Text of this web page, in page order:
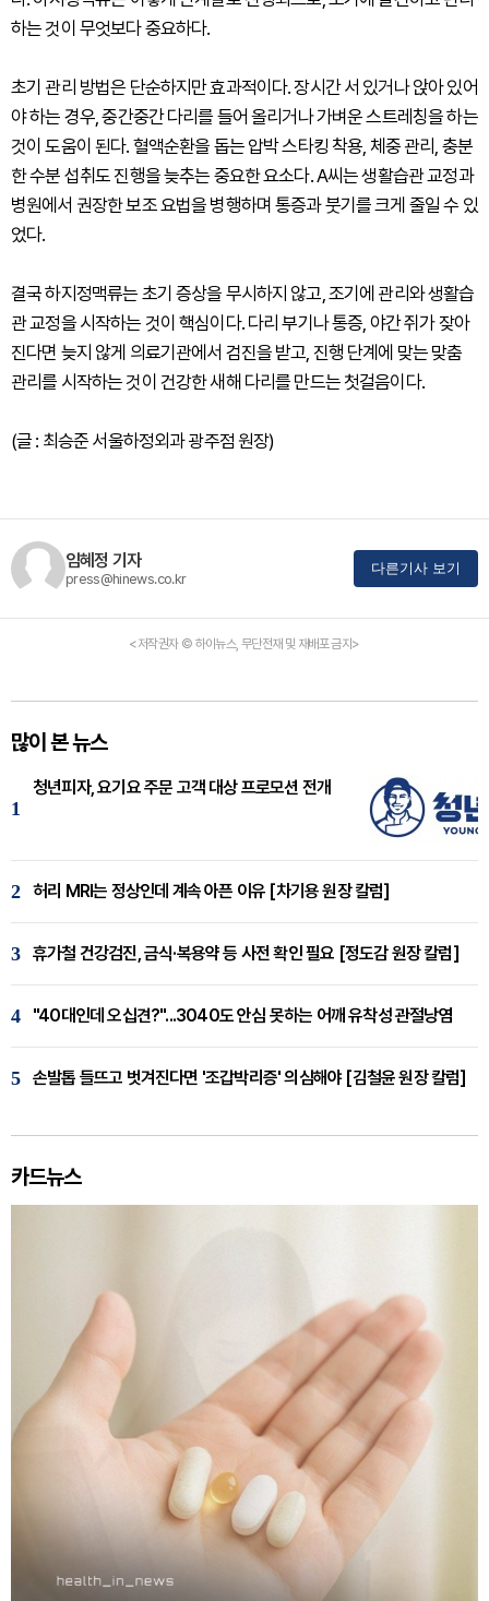
하는 것이 무엇보다 중요하다.
초기 관리 방법은 단순하지만 효과적이다. 장시간 서 있거나 앉아 있어
야 하는 경우, 중간중간 다리를 들어 올리거나 가벼운 스트레칭을 하는
것이 도움이 된다. 혈액순환을 돕는 압박 스타킹 착용, 체중 관리, 충분
한 수분 섭취도 진행을 늦추는 중요한 요소다. A씨는 생활습관 교정과
병원에서 권장한 보조 요법을 병행하며 통증과 붓기를 크게 줄일 수 있
었다.
결국 하지정맥류는 초기 증상을 무시하지 않고, 조기에 관리와 생활습
관 교정을 시작하는 것이 핵심이다. 다리 부기나 통증, 야간 쥐가 잦아
진다면 늦지 않게 의료기관에서 검진을 받고, 진행 단계에 맞는 맞춤
관리를 시작하는 것이 건강한 새해 다리를 만드는 첫걸음이다.
(글 : 최승준 서울하정외과 광주점 원장)
임혜정 기자
press@hinews.co.kr
다른기사 보기
<저작권자 © 하이뉴스, 무단전재 및 재배포 금지>
많이 본 뉴스
1
청년피자, 요기요 주문 고객 대상 프로모션 전개
2 허리 MRI는 정상인데 계속 아픈 이유 [차기용 원장 칼럼]
3 휴가철 건강검진, 금식·복용약 등 사전 확인 필요 [정도감 원장 칼럼]
4 "40대인데 오십견?"...3040도 안심 못하는 어깨 유착성 관절낭염
5 손발톱 들뜨고 벗겨진다면 '조갑박리증' 의심해야 [김철윤 원장 칼럼]
카드뉴스